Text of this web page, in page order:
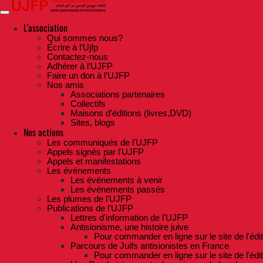
Skip
to
contentL'association
Qui sommes nous?
Ecrire à l’Ujfp
Contactez-nous
Adhérer à l’UJFP
Faire un don à l’UJFP
Nos amis
Associations partenaires
Collectifs
Maisons d’éditions (livres,DVD)
Sites, blogs
Nos actions
Les communiqués de l'UJFP
Appels signés par l'UJFP
Appels et manifestations
Les événements
Les événements à venir
Les événements passés
Les plumes de l'UJFP
Publications de l'UJFP
Lettres d'information de l'UJFP
Antisionisme, une histoire juive
Pour commander en ligne sur le site de
Parcours de Juifs antisionistes en France
Pour commander en ligne sur le site de